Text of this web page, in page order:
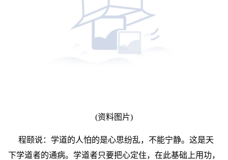
(资料图片)
程颐说：学道的人怕的是心思纷乱，不能宁静。这是天
下学道者的通病。学道者只要把心定住，在此基础上用功，